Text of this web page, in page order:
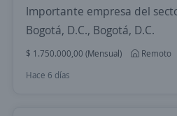
Importante empresa del
Bogotá, D.C., Bogotá, D.C.
$ 1.750.000,00 (Mensual)
Remoto
Hace 6 días